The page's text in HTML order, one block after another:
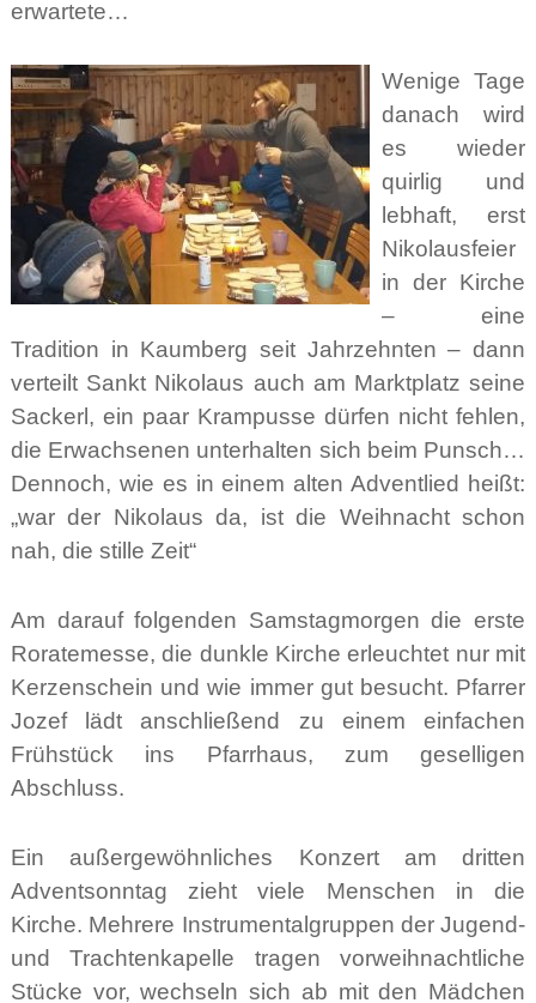
erwartete…
Wenige Tage
danach wird
es wieder
quirlig und
lebhaft, erst
Nikolausfeier
in der Kirche
– eine
Tradition in Kaumberg seit Jahrzehnten – dann
verteilt Sankt Nikolaus auch am Marktplatz seine
Sackerl, ein paar Krampusse dürfen nicht fehlen,
die Erwachsenen unterhalten sich beim Punsch…
Dennoch, wie es in einem alten Adventlied heißt:
„war der Nikolaus da, ist die Weihnacht schon
nah, die stille Zeit“
Am darauf folgenden Samstagmorgen die erste
Roratemesse, die dunkle Kirche erleuchtet nur mit
Kerzenschein und wie immer gut besucht. Pfarrer
Jozef lädt anschließend zu einem einfachen
Frühstück ins Pfarrhaus, zum geselligen
Abschluss.
Ein außergewöhnliches Konzert am dritten
Adventsonntag zieht viele Menschen in die
Kirche. Mehrere Instrumentalgruppen der Jugend-
und Trachtenkapelle tragen vorweihnachtliche
Stücke vor, wechseln sich ab mit den Mädchen